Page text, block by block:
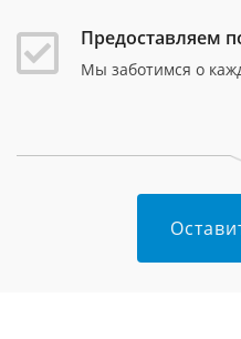
Предоставляем
Мы заботимся о